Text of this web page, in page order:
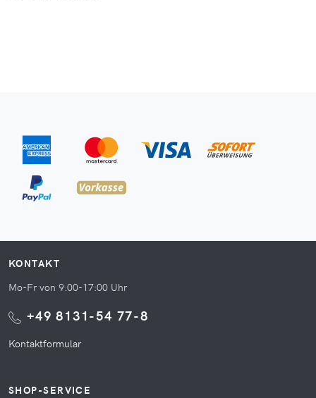
KONTAKT
Mo-Fr von 9:00-17:00 Uhr
+49 8131-54 77-8
Kontaktformular
SHOP-SERVICE